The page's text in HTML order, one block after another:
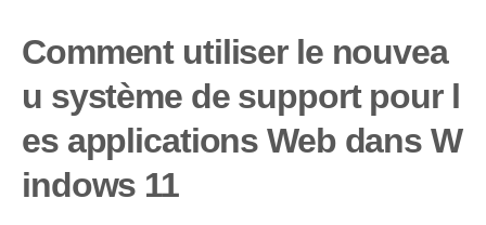
Comment utiliser le nouvea
u système de support pour l
es applications Web dans W
indows 11